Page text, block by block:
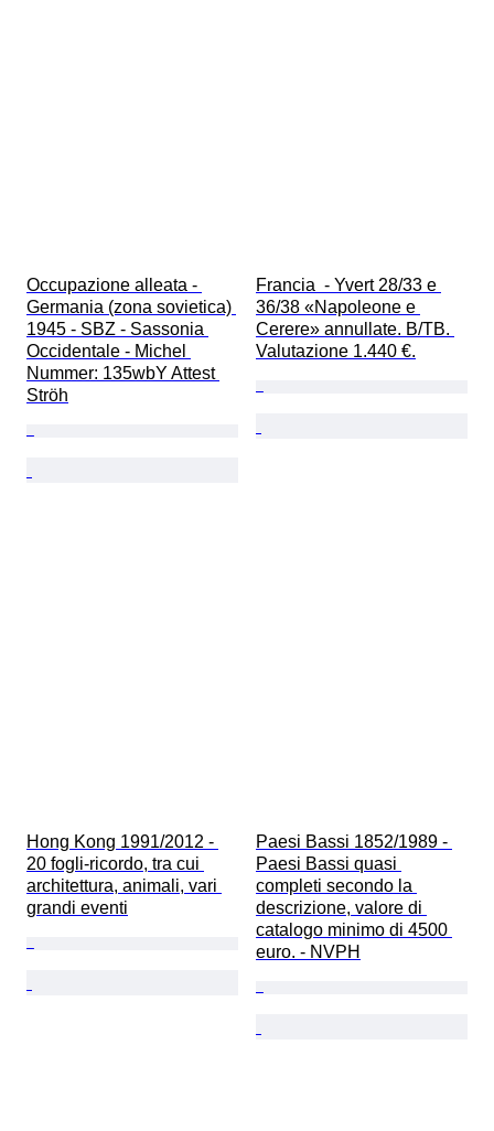
Occupazione alleata -
Germania (zona sovietica)
1945 - SBZ - Sassonia
Occidentale - Michel
Nummer: 135wbY Attest
Ströh
Francia  - Yvert 28/33 e
36/38 «Napoleone e
Cerere» annullate. B/TB.
Valutazione 1.440 €.
Hong Kong 1991/2012 -
20 fogli-ricordo, tra cui
architettura, animali, vari
grandi eventi
Paesi Bassi 1852/1989 -
Paesi Bassi quasi
completi secondo la
descrizione, valore di
catalogo minimo di 4500
euro. - NVPH